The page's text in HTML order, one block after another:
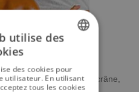
choix : dos, jambes, crâne,
ENGLISH
utilise des
des cookies pour
utilisateur. En utilisant
tous les cookies